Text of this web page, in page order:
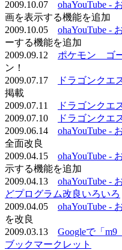
2009.10.07 ohaYouTube -
画を表示する機能を追加
2009.10.05 ohaYouTube -
ーする機能を追加
2009.09.12 ポケモン ゴ
ン！
2009.07.17
ドラゴンクエ
掲載
2009.07.11
ドラゴンクエ
2009.07.10
ドラゴンクエ
2009.06.14 ohaYouTube -
全面改良
2009.04.15 ohaYouTube -
示する機能を追加
2009.04.13 ohaYouTube -
どプログラム改良いろいろ
2009.04.05 ohaYouTube -
を改良
2009.03.13 Googleで「
ブックマークレット